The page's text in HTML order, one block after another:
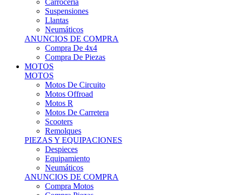
Llantas
Neumáticos
ANUNCIOS DE COMPRA
Compra De 4x4
Compra De Piezas
MOTOS
MOTOS
Motos De Circuito
Motos Offroad
Motos R
Motos De Carretera
Scooters
Remolques
PIEZAS Y EQUIPACIONES
Despieces
Equipamiento
Neumáticos
ANUNCIOS DE COMPRA
Compra Motos
Compra Piezas
ASISTENCIA Y TALLER